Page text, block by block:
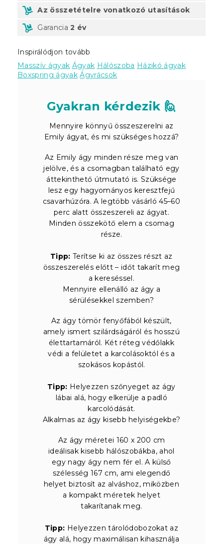
Az összetételre vonatkozó utasítások
Garancia 2 év
Inspirálódjon tovább
Masszív ágyak Ágyak Hálószoba Házikó ágyak
Boxspring ágyak Ágyrácsok
Gyakran kérdezik 🙋
Mennyire könnyű összeszerelni az
Emily ágyat, és mi szükséges hozzá?
Az Emily ágy minden része meg van
jelölve, és a csomagban található egy
áttekinthető útmutató is. Szüksége
lesz egy hagyományos keresztfejű
csavarhúzóra. A legtöbb vásárló 45–60
perc alatt összeszereli az ágyat.
Minden összekötő elem a csomag
része.
Tipp: Terítse ki az összes részt az
összeszerelés előtt – időt takarít meg
a kereséssel.
Mennyire ellenálló az ágy a
sérülésekkel szemben?
Az ágy tömör fenyőfából készült,
amely ismert szilárdságáról és hosszú
élettartamáról. Két réteg védőlakk
védi a felületet a karcolásoktól és a
szokásos kopástól.
Tipp: Helyezzen szőnyeget az ágy
lábai alá, hogy elkerülje a padló
karcolódását.
Alkalmas az ágy kisebb helyiségekbe?
Az ágy méretei 160 x 200 cm
ideálisak kisebb hálószobákba, ahol
egy nagy ágy nem fér el. A külső
szélesség 167 cm, ami elegendő
helyet biztosít az alváshoz, miközben
a kompakt méretek helyet
takarítanak meg.
Tipp: Helyezzen tárolódobozokat az
ágy alá, hogy maximálisan kihasználja